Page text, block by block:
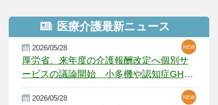
医療介護最新ニュース
2026/05/28
厚労省、来年度の介護報酬改定へ個別サ
ービスの議論開始 小多機や認知症GH、
厳しい経営環境に危機感
NEW
NEW
NEW
2026/05/28 NEW
NEW